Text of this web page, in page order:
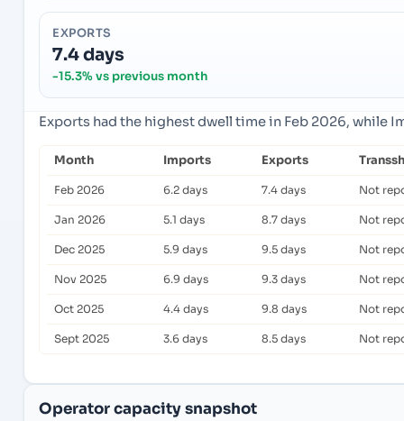
EXPORTS
7.4 days
-15.3% vs previous month
Exports had the highest dwell time in Feb 2026, while
Month Imports Exports
Feb 2026 6.2 days 7.4 days Not
Jan 2026 5.1 days 8.7 days Not
Dec 2025 5.9 days 9.5 days Not
Nov 2025 6.9 days 9.3 days Not
Oct 2025 4.4 days 9.8 days Not
Sept 2025 3.6 days 8.5 days Not
Operator capacity snapshot